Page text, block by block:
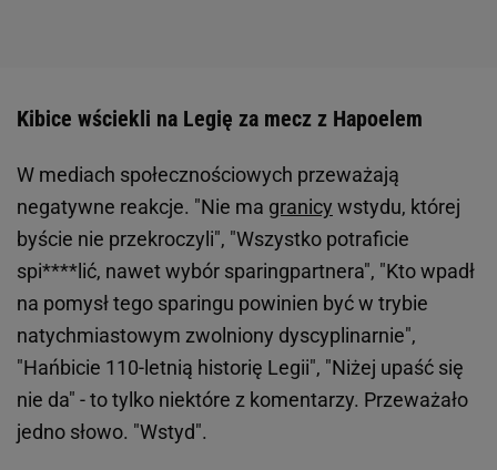
Kibice wściekli na Legię za mecz z Hapoelem
W mediach społecznościowych przeważają
negatywne reakcje. "Nie ma granicy wstydu, której
byście nie przekroczyli", "Wszystko potraficie
spi****lić, nawet wybór sparingpartnera", "Kto wpadł
na pomysł tego sparingu powinien być w trybie
natychmiastowym zwolniony dyscyplinarnie",
"Hańbicie 110-letnią historię Legii", "Niżej upaść się
nie da" - to tylko niektóre z komentarzy. Przeważało
jedno słowo. "Wstyd".